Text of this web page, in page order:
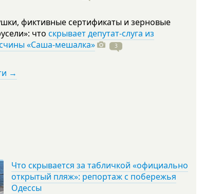
фиктивные сертификаты и зерновые
что скрывает депутат-слуга из
«Саша-мешалка»
3
→
Что скрывается за табличкой «официально
открытый пляж»: репортаж с побережья
Одессы